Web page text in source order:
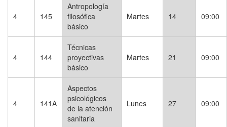
4 145
Antropología
filosófica
básico
Martes 14 09:00
4 144
Técnicas
proyectivas
básico
Martes 21 09:00
4 141A
Aspectos
psicológicos
de la atención
sanitaria
Lunes 27 09:00